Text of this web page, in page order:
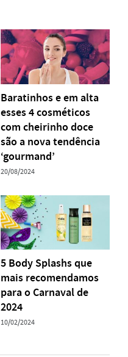
Baratinhos e em alta
esses 4 cosméticos
com cheirinho doce
são a nova tendência
‘gourmand’
20/08/2024
5 Body Splashs que
mais recomendamos
para o Carnaval de
2024
10/02/2024